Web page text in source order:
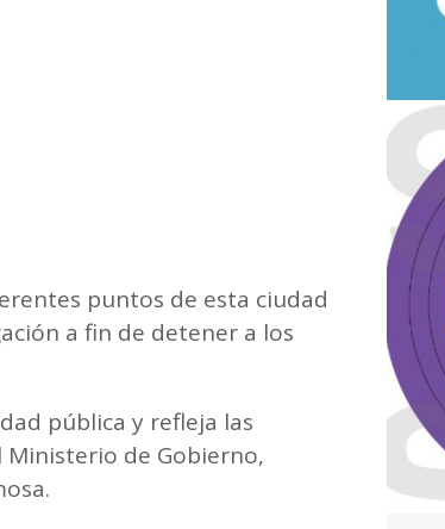
puntos de esta ciudad
a fin de detener a los
pública y refleja las
Ministerio de Gobierno,